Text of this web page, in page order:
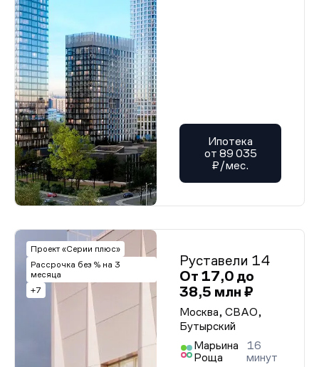
Ипотека
от 89 035
₽/мес.
Проект «Серии плюс»
Рассрочка без % на 3
месяца
+7
Руставели 14
От 17,0 до
38,5 млн ₽
Москва, СВАО,
Бутырский
Марьина
Роща
16
минут